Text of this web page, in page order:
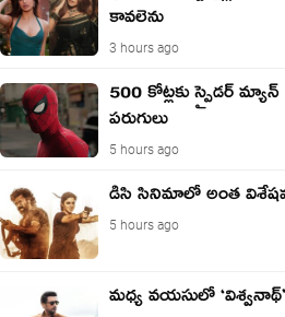
కావలెను
3 hours ago
500 కోట్లకు స్పైడర్ మ్యాన్
పరుగులు
5 hours ago
డిసి సినిమాలో అంత
5 hours ago
మధ్య వయసులో